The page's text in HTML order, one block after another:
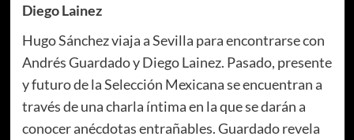
Diego Lainez
Hugo Sánchez viaja a Sevilla para encontrarse con
Andrés Guardado y Diego Lainez. Pasado, presente
y futuro de la Selección Mexicana se encuentran a
través de una charla íntima en la que se darán a
conocer anécdotas entrañables. Guardado revela